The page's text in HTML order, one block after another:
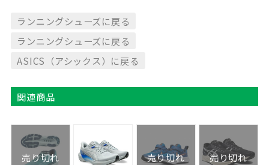
ランニングシューズに戻る
ランニングシューズに戻る
ASICS（アシックス）に戻る
関連商品
売り切れ 売り切れ 売り切れ